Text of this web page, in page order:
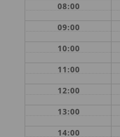
08:00
09:00
10:00
11:00
12:00
13:00
14:00